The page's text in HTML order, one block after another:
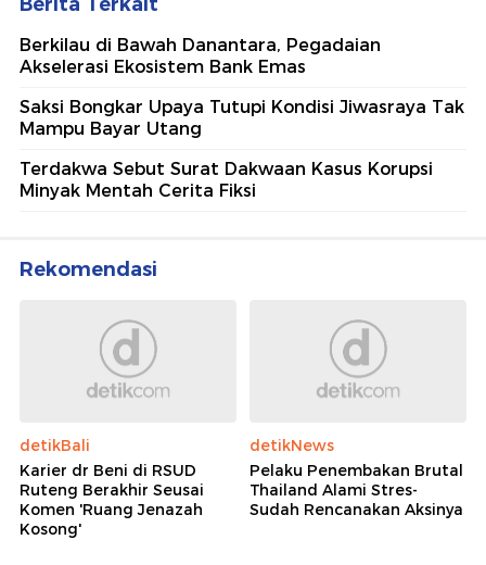
Berkilau di Bawah Danantara, Pegadaian
Akselerasi Ekosistem Bank Emas
Saksi Bongkar Upaya Tutupi Kondisi Jiwasraya Tak
Mampu Bayar Utang
Terdakwa Sebut Surat Dakwaan Kasus Korupsi
Minyak Mentah Cerita Fiksi
Rekomendasi
detikBali
Karier dr Beni di RSUD
Ruteng Berakhir Seusai
Komen 'Ruang Jenazah
Kosong'
detikNews
Pelaku Penembakan Brutal
Thailand Alami Stres-
Sudah Rencanakan Aksinya